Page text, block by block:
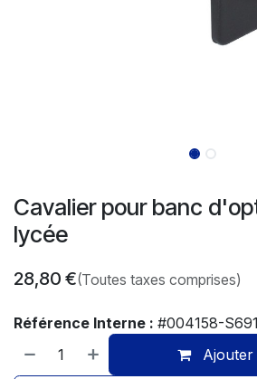
Cavalier pour banc
lycée
28,80 €(Toutes taxes comprises)
Référence Interne : #004158-